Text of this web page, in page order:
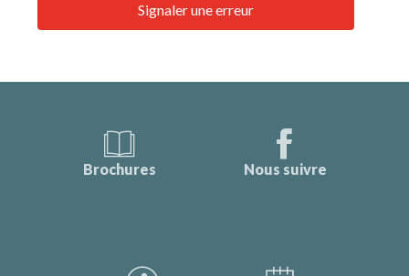
Signaler une erreur
Brochures Nous suivre